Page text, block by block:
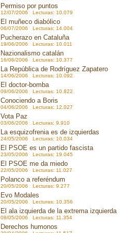
Permiso por puntos
12/07/2006 Lecturas: 10.079
El muñeco diabólico
06/07/2006 Lecturas: 14.004
Pucherazo en Cataluña
19/06/2006 Lecturas: 10.011
Nazionalismo catalán
16/06/2006 Lecturas: 10.377
La República de Rodríguez Zapatero
14/06/2006 Lecturas: 10.092
El doctor-bomba
09/06/2006 Lecturas: 10.822
Conociendo a Boris
04/06/2006 Lecturas: 12.027
Vota Paz
03/06/2006 Lecturas: 9.910
La esquizofrenia es de izquierdas
24/05/2006 Lecturas: 10.034
El PSOE es un partido fascista
23/05/2006 Lecturas: 19.045
El PSOE me da miedo
22/05/2006 Lecturas: 11.027
Polanco a referéndum
20/05/2006 Lecturas: 9.277
Evo Modales
20/05/2006 Lecturas: 10.356
El ala izquierda de la extrema izquierda
08/05/2006 Lecturas: 11.354
Derechos humonos